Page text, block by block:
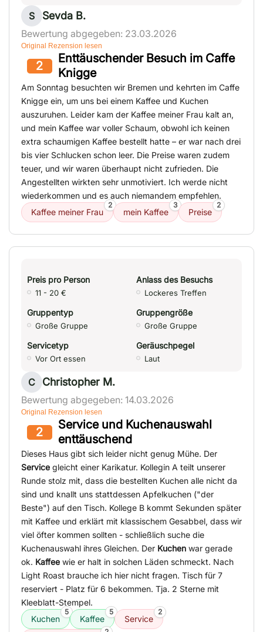
S Sevda B.
Bewertung abgegeben: 23.03.2026
Original Rezension lesen
2
Enttäuschender Besuch im Caffe
Knigge
Am Sonntag besuchten wir Bremen und kehrten im Caffe
Knigge ein, um uns bei einem Kaffee und Kuchen
auszuruhen. Leider kam der Kaffee meiner Frau kalt an,
und mein Kaffee war voller Schaum, obwohl ich keinen
extra schaumigen Kaffee bestellt hatte – er war nach drei
bis vier Schlucken schon leer. Die Preise waren zudem
teuer, und wir waren überhaupt nicht zufrieden. Die
Angestellten wirkten sehr unmotiviert. Ich werde nicht
wiederkommen und es auch niemandem empfehlen.
Kaffee meiner Frau
2
mein Kaffee
3
Preise
2
Preis pro Person
11 - 20 €
Anlass des Besuchs
Lockeres Treffen
Gruppentyp
Große Gruppe
Gruppengröße
Große Gruppe
Servicetyp
Vor Ort essen
Geräuschpegel
Laut
C Christopher M.
Bewertung abgegeben: 14.03.2026
Original Rezension lesen
2
Service und Kuchenauswahl
enttäuschend
Dieses Haus gibt sich leider nicht genug Mühe. Der
Service gleicht einer Karikatur. Kollegin A teilt unserer
Runde stolz mit, dass die bestellten Kuchen alle nicht da
sind und knallt uns stattdessen Apfelkuchen ("der
Beste") auf den Tisch. Kollege B kommt Sekunden später
mit Kaffee und erklärt mit klassischem Gesabbel, dass wir
viel öfter kommen sollten - schließlich suche die
Kuchenauswahl ihres Gleichen. Der Kuchen war gerade
ok. Kaffee wie er halt in solchen Läden schmeckt. Nach
Light Roast brauche ich hier nicht fragen. Tisch für 7
reserviert - Platz für 6 bekommen. Tja. 2 Sterne mit
Kleeblatt-Stempel.
Kuchen
5
Kaffee
5
Service
2